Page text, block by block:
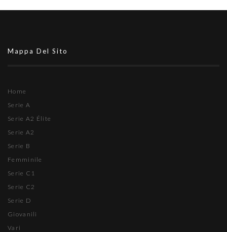
Mappa Del Sito
Home
Serie A
Serie A2 Élite
Serie A2
Serie B
Femminile
Serie C1
Serie C2
Serie D
Giovanili
Vari